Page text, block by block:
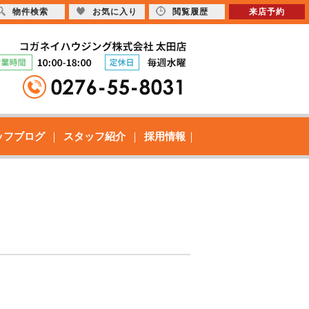
フブログ スタッフ紹介 採用情報
物件検索 お気に入り 閲覧履歴 来店予約